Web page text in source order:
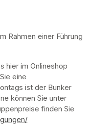
Rahmen einer Führung
hier im Onlineshop
eine
ist der Bunker
können Sie unter
finden Sie